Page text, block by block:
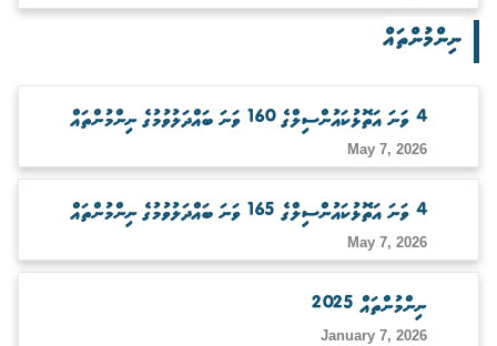
ނިންމުންތައް
4 ވަނަ އަތޮޅުކައުންސިލްގެ 160 ވަނަ ބައްދަލުވުމުގެ ނިންމުންތައް
May 7, 2026
4 ވަނަ އަތޮޅުކައުންސިލްގެ 165 ވަނަ ބައްދަލުވުމުގެ ނިންމުންތައް
May 7, 2026
ނިންމުންތައް 2025
January 7, 2026